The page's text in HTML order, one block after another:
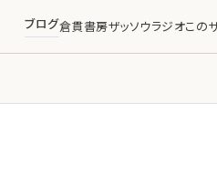
ブログ倉貫書房ザッソウラジオこの